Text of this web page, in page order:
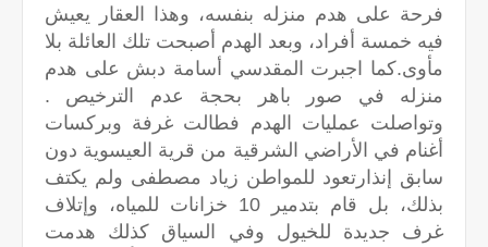
فرحة على هدم منزله بنفسه، وهذا العقار يعيش
فيه خمسة أفراد، وبعد الهدم أصبحت تلك العائلة بلا
مأوى.كما اجبرت المقدسي أسامة دبش على هدم
منزله في صور باهر بحجة عدم الترخيص .
وتواصلت عمليات الهدم فطالت غرفة وبركسات
أغنام في الأراضي الشرقية من قرية العيسوية دون
سابق إنذارتعود للمواطن زياد مصطفى ولم يكتف
بذلك، بل قام بتدمير 10 خزانات للمياه، وإتلاف
غرف جديدة للخيول وفي السياق كذلك هدمت